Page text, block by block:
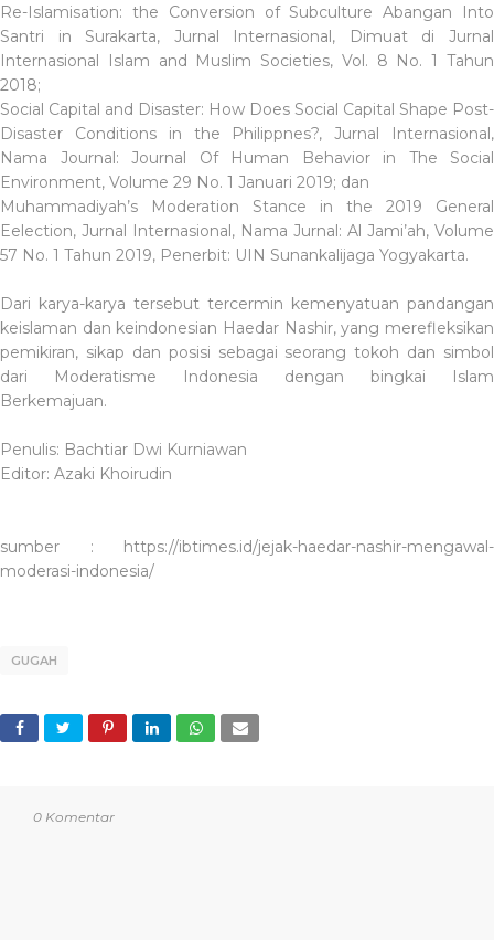
Re-Islamisation: the Conversion of Subculture Abangan Into
Santri in Surakarta, Jurnal Internasional, Dimuat di Jurnal
Internasional Islam and Muslim Societies, Vol. 8 No. 1 Tahun
2018;
Social Capital and Disaster: How Does Social Capital Shape Post-
Disaster Conditions in the Philippnes?, Jurnal Internasional,
Nama Journal: Journal Of Human Behavior in The Social
Environment, Volume 29 No. 1 Januari 2019; dan
Muhammadiyah’s Moderation Stance in the 2019 General
Eelection, Jurnal Internasional, Nama Jurnal: Al Jami’ah, Volume
57 No. 1 Tahun 2019, Penerbit: UIN Sunankalijaga Yogyakarta.
Dari karya-karya tersebut tercermin kemenyatuan pandangan
keislaman dan keindonesian Haedar Nashir, yang merefleksikan
pemikiran, sikap dan posisi sebagai seorang tokoh dan simbol
dari Moderatisme Indonesia dengan bingkai Islam
Berkemajuan.
Penulis: Bachtiar Dwi Kurniawan
Editor: Azaki Khoirudin
sumber : https://ibtimes.id/jejak-haedar-nashir-mengawal-
moderasi-indonesia/
GUGAH
0 Komentar